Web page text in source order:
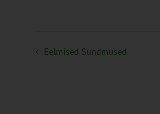
Eelmised Sündmused